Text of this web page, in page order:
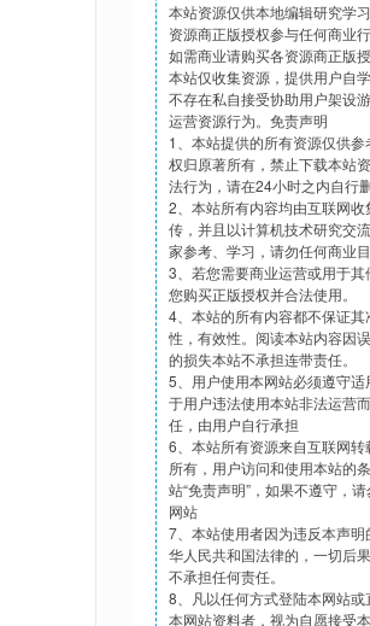
本站资源仅供本地编辑研究学
资源商正版授权参与任何商业
如需商业请购买各资源商正版
本站仅收集资源，提供用户自
不存在私自接受协助用户架设
运营资源行为。免责声明
1、本站提供的所有资源仅供
权归原著所有，禁止下载本站
法行为，请在24小时之内自行
2、本站所有内容均由互联网
传，并且以计算机技术研究交
家参考、学习，请勿任何商业
3、若您需要商业运营或用于
您购买正版授权并合法使用。
4、本站的所有内容都不保证
性，有效性。阅读本站内容因
的损失本站不承担连带责任。
5、用户使用本网站必须遵守
于用户违法使用本站非法运营
任，由用户自行承担
6、本站所有资源来自互联网
所有，用户访问和使用本站的
站“免责声明”，如果不遵守，
网站
7、本站使用者因为违反本声
华人民共和国法律的，一切后
不承担任何责任。
8、凡以任何方式登陆本网站
本网站资料者，视为自愿接受